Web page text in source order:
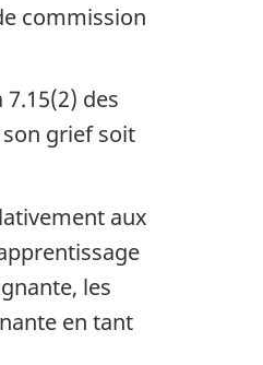
commission
des
grief soit
aux
les
en tant